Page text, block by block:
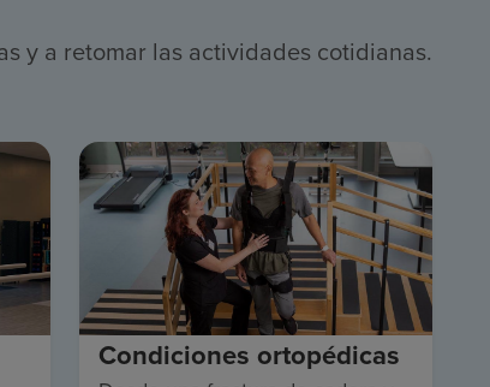
y a retomar las actividades cotidianas.
Condiciones ortopédicas